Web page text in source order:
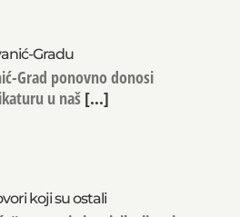
Gradu
Grad ponovno donosi
u naš [...]
koji su ostali